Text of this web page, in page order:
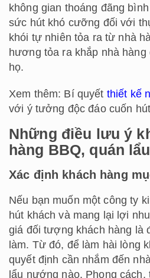
không gian thoáng đãng
sức hút khó cưỡng đối với
khói tự nhiên tỏa ra từ nhà
hương tỏa ra khắp nhà
họ.
Xem thêm: Bí quyết thiết kế
với ý tưởng độc đáo cuốn hút
Những điều lưu ý
hàng BBQ, quán
Xác định khách hàng
Nếu bạn muốn một công ty
hút khách và mang lại lợi
giá đối tượng khách hàng là
làm. Từ đó, để làm hài lòng
quyết định cần nhắm đến
lẩu nướng nào. Phong